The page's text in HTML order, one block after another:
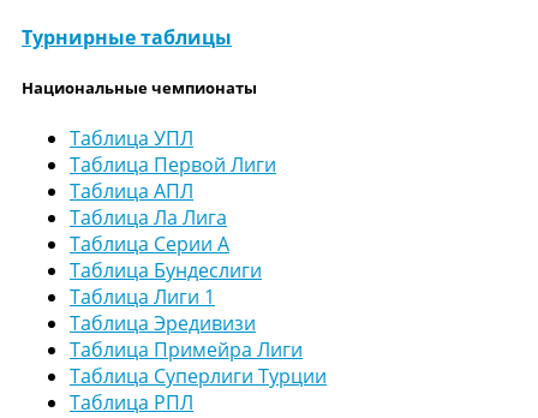
Турнирные таблицы
Национальные чемпионаты
Таблица УПЛ
Таблица Первой Лиги
Таблица АПЛ
Таблица Ла Лига
Таблица Серии А
Таблица Бундеслиги
Таблица Лиги 1
Таблица Эредивизи
Таблица Примейра Лиги
Таблица Суперлиги Турции
Таблица РПЛ